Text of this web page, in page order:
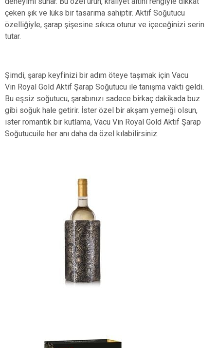
çeken şık ve lüks bir tasarıma sahiptir. Aktif Soğutucu
özelliğiyle, şarap şişesine sıkıca oturur ve içeceğinizi serin
tutar.
Şimdi, şarap keyfinizi bir adım öteye taşımak için Vacu
Vin Royal Gold Aktif Şarap Soğutucu ile tanışma vakti geldi.
Bu eşsiz soğutucu, şarabınızı sadece birkaç dakikada buz
gibi soğuk hale getirir. İster özel bir akşam yemeği olsun,
ister romantik bir kutlama, Vacu Vin Royal Gold Aktif Şarap
Soğutucuile her anı daha da özel kılabilirsiniz.